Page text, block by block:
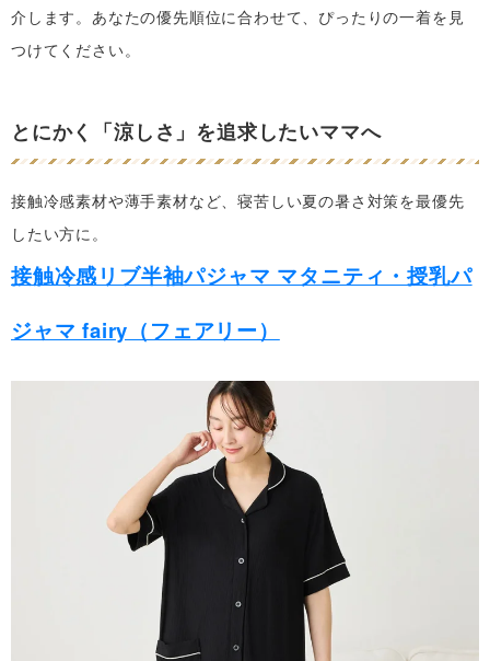
介します。あなたの優先順位に合わせて、ぴったりの一着を見
つけてください。
とにかく「涼しさ」を追求したいママへ
接触冷感素材や薄手素材など、寝苦しい夏の暑さ対策を最優先
したい方に。
接触冷感リブ半袖パジャマ マタニティ・授乳パ
ジャマ fairy（フェアリー）